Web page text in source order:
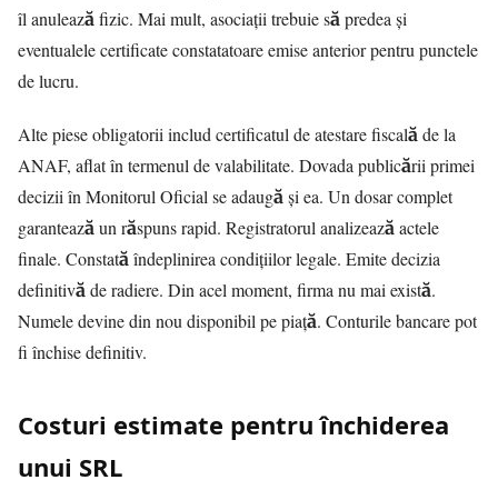
îl anulează fizic. Mai mult, asociații trebuie să predea și
eventualele certificate constatatoare emise anterior pentru punctele
de lucru.
Alte piese obligatorii includ certificatul de atestare fiscală de la
ANAF, aflat în termenul de valabilitate. Dovada publicării primei
decizii în Monitorul Oficial se adaugă și ea. Un dosar complet
garantează un răspuns rapid. Registratorul analizează actele
finale. Constată îndeplinirea condițiilor legale. Emite decizia
definitivă de radiere. Din acel moment, firma nu mai există.
Numele devine din nou disponibil pe piață. Conturile bancare pot
fi închise definitiv.
Costuri estimate pentru închiderea
unui SRL